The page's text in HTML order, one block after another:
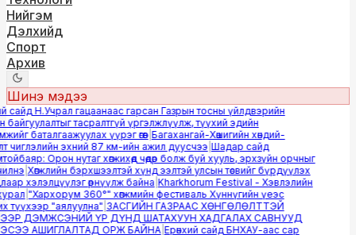
Нийгэм
Дэлхийд
Спорт
Архив
Шинэ мэдээ
сайд Н.Учрал гацаанаас гарсан Газрын тосны үйлдвэрийн
тасралтгүй үргэлжлүүлж, түүхий эдийн
баталгаажуулах үүрэг өгөв|Багахангай-Хөшигийн хөндий-
эхний 87 км-ийн ажил дуусчээ|Шадар сайд
Орон нутаг хөгжихөд чөдөр болж буй хууль, эрхзүйн орчныг
|Хөгжлийн бэрхшээлтэй хүнд ээлтэй улсын төсвийг бүрдүүлэх
хэлэлцүүлэг өрнүүлж байна|Kharkhorum Festival - Хэвлэлийн
|"Хархорум 360°" хөгжмийн фестиваль Хүннүгийн үеэс
"аялуулна"|ЗАСГИЙН ГАЗРААС ХӨНГӨЛӨЛТТЭЙ
ДЭМЖСЭНИЙ ҮР ДҮНД ШАТАХУУН ХАДГАЛАХ САВНУУД
АШИГЛАЛТАД ОРЖ БАЙНА|Ерөнхий сайд БНХАУ-аас сар